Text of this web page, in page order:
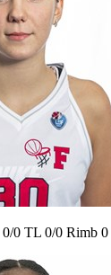
0/0 TL 0/0 Rimb 0